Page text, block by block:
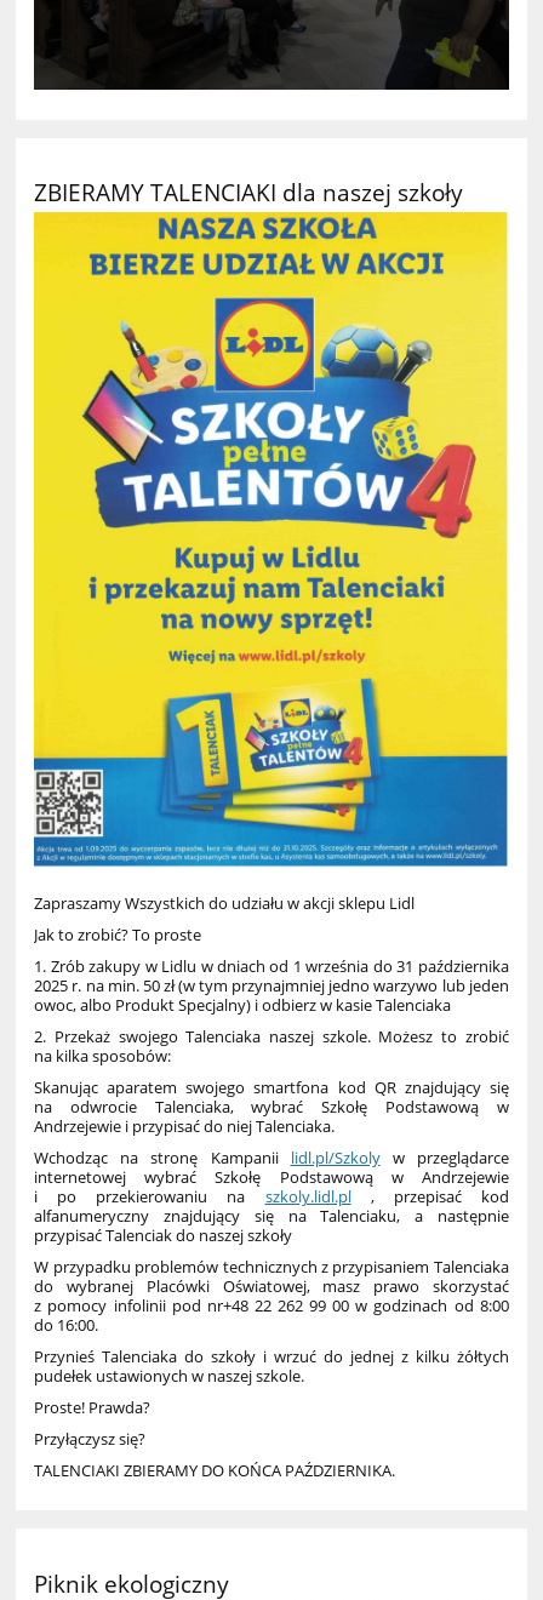
ZBIERAMY TALENCIAKI dla naszej szkoły
Zapraszamy Wszystkich do udziału w akcji sklepu Lidl
Jak to zrobić? To proste
1. Zrób zakupy w Lidlu w dniach od 1 września do 31 października
2025 r. na min. 50 zł (w tym przynajmniej jedno warzywo lub jeden
owoc, albo Produkt Specjalny) i odbierz w kasie Talenciaka
2. Przekaż swojego Talenciaka naszej szkole. Możesz to zrobić
na kilka sposobów:
Skanując aparatem swojego smartfona kod QR znajdujący się
na odwrocie Talenciaka, wybrać Szkołę Podstawową w
Andrzejewie i przypisać do niej Talenciaka.
Wchodząc na stronę Kampanii lidl.pl/Szkolyw przeglądarce
internetowej wybrać Szkołę Podstawową w Andrzejewie
i po przekierowaniu na szkoly.lidl.pl, przepisać kod
alfanumeryczny znajdujący się na Talenciaku, a następnie
przypisać Talenciak do naszej szkoły
W przypadku problemów technicznych z przypisaniem Talenciaka
do wybranej Placówki Oświatowej, masz prawo skorzystać
z pomocy infolinii pod nr+48 22 262 99 00 w godzinach od 8:00
do 16:00.
Przynieś Talenciaka do szkoły i wrzuć do jednej z kilku żółtych
pudełek ustawionych w naszej szkole.
Proste! Prawda?
Przyłączysz się?
TALENCIAKI ZBIERAMY DO KOŃCA PAŹDZIERNIKA.
Piknik ekologiczny